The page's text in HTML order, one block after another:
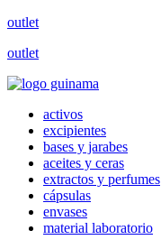
outlet
outlet
activos
excipientes
bases y jarabes
aceites y ceras
extractos y perfumes
cápsulas
envases
material laboratorio